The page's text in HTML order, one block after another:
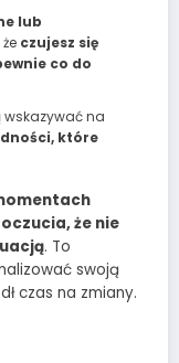
lub
czujesz się
co do
na
które
że nie
. To
swoją
czas na zmiany.